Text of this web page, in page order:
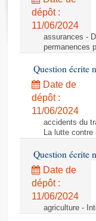
Rapports d'enquête
Rapports législatifs
Baromètre de
Dossiers législatifs
Budget et sécurité
Questions écrites
Comptes rendus
dépôt :
11/06/2024
assurances -
permanences
Question écrite
Date de
dépôt :
11/06/2024
accidents du
La lutte
Question écrite
Date de
dépôt :
11/06/2024
agriculture -